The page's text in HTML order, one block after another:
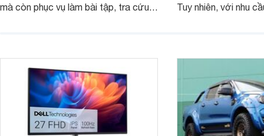
mà còn phục vụ làm bài tập, tra cứu,
thay vì chỉ so sánh cấu hình trên giấy.
Tuy nhiên, với nhu
không, dùng được